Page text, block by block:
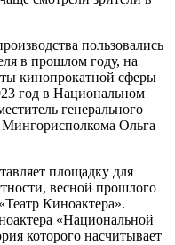
пользовались
в прошлом году, на
кинопрокатной сферы
год в Национальном
генерального
Ольга
площадку для
весной прошлого
Киноактера».
«Национальной
которого насчитывает